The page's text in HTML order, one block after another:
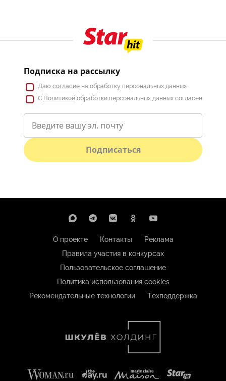
Подписка на рассылку
Даю согласие на обработку персональных данных
С Политикой обработки персональных данных согласен
Подписаться
О проекте Контакты
Реклама
Правила участия в конкурсах
Пользовательское соглашение
Политика использования cookies
Рекомендательные технологии
Техподдержка